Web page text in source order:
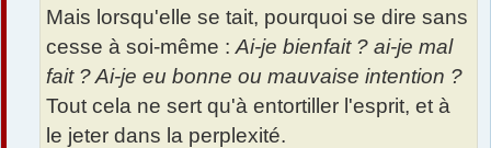
Mais lorsqu'elle se tait, pourquoi se dire sans
cesse à soi-même : Ai-je bienfait ? ai-je mal
fait ? Ai-je eu bonne ou mauvaise intention ?
Tout cela ne sert qu'à entortiller l'esprit, et à
le jeter dans la perplexité.